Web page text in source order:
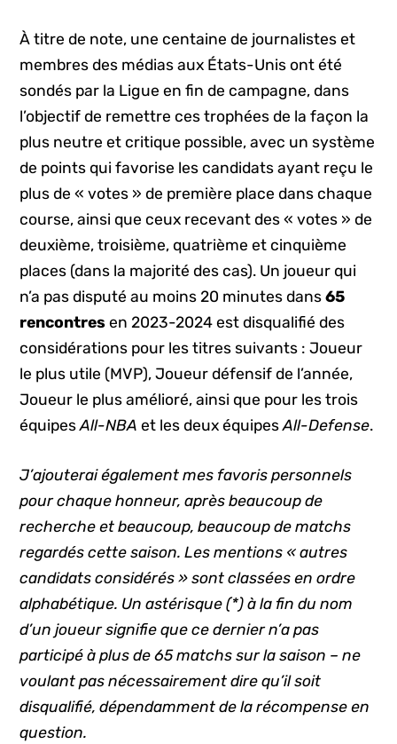
À titre de note, une centaine de journalistes et
membres des médias aux États-Unis ont été
sondés par la Ligue en fin de campagne, dans
l’objectif de remettre ces trophées de la façon la
plus neutre et critique possible, avec un système
de points qui favorise les candidats ayant reçu le
plus de « votes » de première place dans chaque
course, ainsi que ceux recevant des « votes » de
deuxième, troisième, quatrième et cinquième
places (dans la majorité des cas). Un joueur qui
n’a pas disputé au moins 20 minutes dans65
rencontres en 2023-2024 est disqualifié des
considérations pour les titres suivants : Joueur
le plus utile (MVP), Joueur défensif de l’année,
Joueur le plus amélioré, ainsi que pour les trois
équipesAll-NBA et les deux équipesAll-Defense.
J’ajouterai également mes favoris personnels
pour chaque honneur, après beaucoup de
recherche et beaucoup, beaucoup de matchs
regardés cette saison. Les mentions « autres
candidats considérés » sont classées en ordre
alphabétique. Un astérisque (*) à la fin du nom
d’un joueur signifie que ce dernier n’a pas
participé à plus de 65 matchs sur la saison – ne
voulant pas nécessairement dire qu’il soit
disqualifié, dépendamment de la récompense en
question.